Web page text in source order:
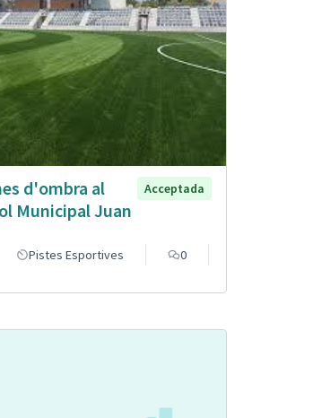
d'ombra al
Municipal Juan
Acceptada
Pistes Esportives
0